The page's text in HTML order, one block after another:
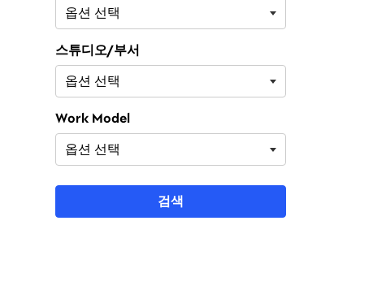
스튜디오/부서
Work Model
검색